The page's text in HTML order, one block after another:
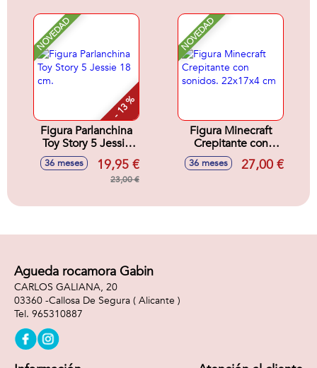
NOVEDAD
- 13 %
Figura Parlanchina
Toy Story 5 Jessie
18 cm.
36 meses 19,95 €
23,00 €
NOVEDAD
Figura Minecraft
Crepitante con
sonidos. 22x17x4
cm
36 meses 27,00 €
Agueda rocamora Gabin
CARLOS GALIANA, 20
03360 -Callosa De Segura ( Alicante )
965310887